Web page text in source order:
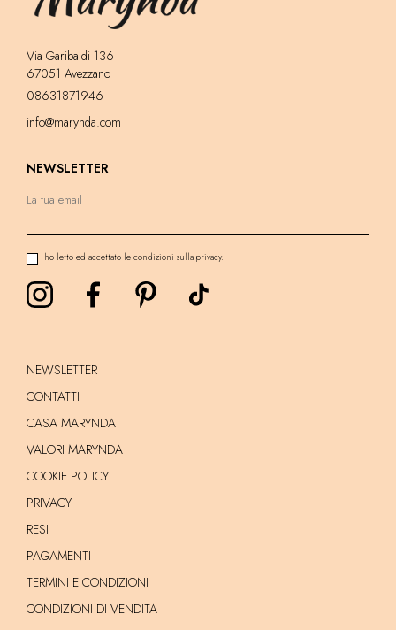
Via Garibaldi 136
67051 Avezzano
08631871946
info@marynda.com
NEWSLETTER
ho letto ed accettato le condizioni sulla privacy.
NEWSLETTER
CONTATTI
CASA MARYNDA
VALORI MARYNDA
COOKIE POLICY
PRIVACY
RESI
PAGAMENTI
TERMINI E CONDIZIONI
CONDIZIONI DI VENDITA